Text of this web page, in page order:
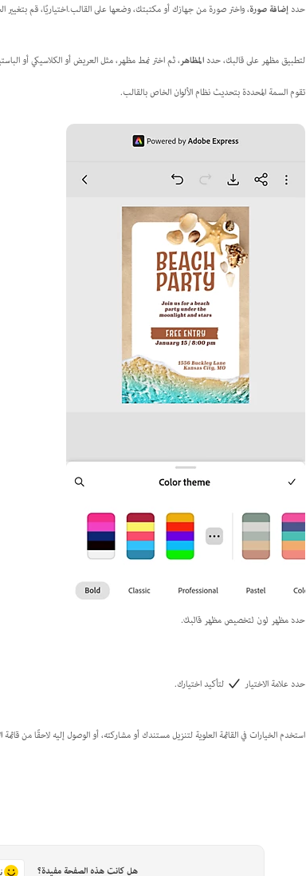
حددإضافة صورة، واختر صورة من جهازك أو مكتبتك، وضعها على القالب.اختياريًا، قم
لتطبيق مظهر على قالبك، حددالمظاهر، ثم اختر نمط مظهر، مثل العريض أو الكلاسيكي أو
تقوم السمة المحددة بتحديث نظام الألوان الخاص بالقالب.
حدد مظهر لون لتخصيص مظهر قالبك.
حدد علامة الاختيار لتأكيد اختيارك.
استخدم الخيارات في القائمة العلوية لتنزيل مستندك أو مشاركته، أو الوصول إليه لاحقًا من قائمة
هل كانت هذه الصفحة مفيدة؟